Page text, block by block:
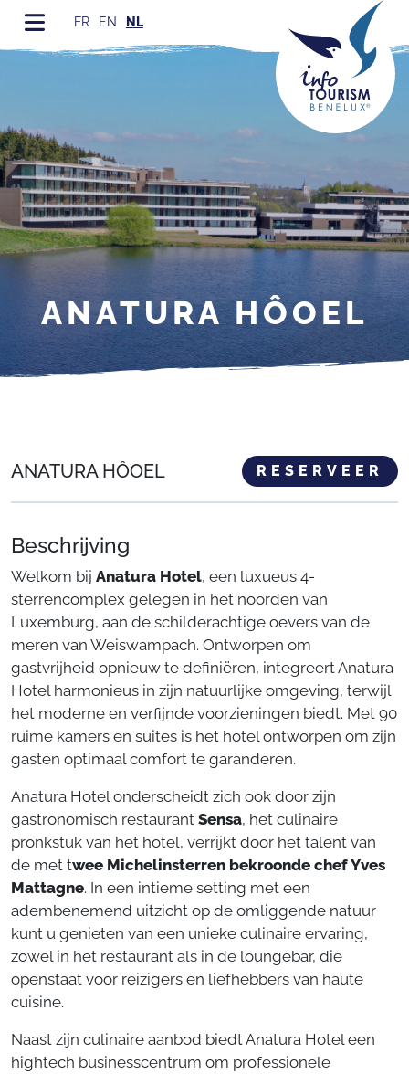
FR EN NL
ANATURA HÔOEL
ANATURA HÔOEL RESERVEER
Beschrijving
Welkom bij Anatura Hotel, een luxueus 4-
sterrencomplex gelegen in het noorden van
Luxemburg, aan de schilderachtige oevers van de
meren van Weiswampach. Ontworpen om
gastvrijheid opnieuw te definiëren, integreert Anatura
Hotel harmonieus in zijn natuurlijke omgeving, terwijl
het moderne en verfijnde voorzieningen biedt. Met 90
ruime kamers en suites is het hotel ontworpen om zijn
gasten optimaal comfort te garanderen.
Anatura Hotel onderscheidt zich ook door zijn
gastronomisch restaurant Sensa, het culinaire
pronkstuk van het hotel, verrijkt door het talent van
de met twee Michelinsterren bekroonde chef Yves
Mattagne. In een intieme setting met een
adembenemend uitzicht op de omliggende natuur
kunt u genieten van een unieke culinaire ervaring,
zowel in het restaurant als in de loungebar, die
openstaat voor reizigers en liefhebbers van haute
cuisine.
Naast zijn culinaire aanbod biedt Anatura Hotel een
hightech businesscentrum om professionele